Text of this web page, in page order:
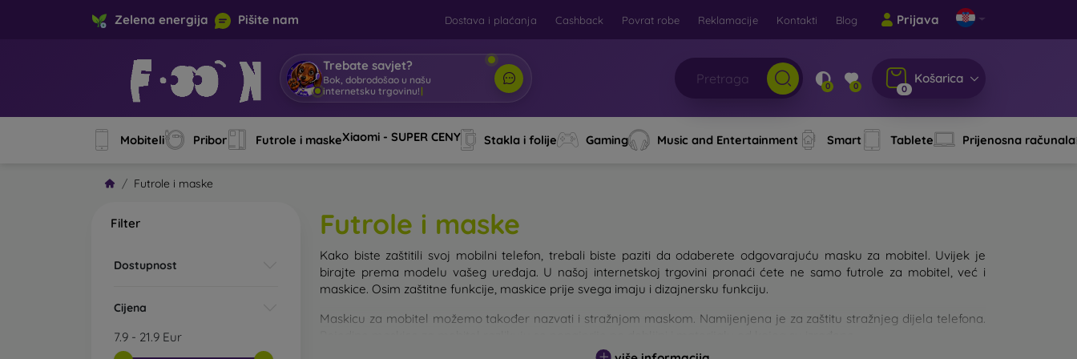
Zelena energija Pišite nam Dostava i plaćanja Cashback Povrat robe Reklamacije Kontakti Blog Prijava
Trebate savjet?
Bok, dobrodošao u našu
internetsku trgovinu! | 0 0 0
Košarica
Mobiteli Pribor Futrole i maskeXiaomi - SUPER CENY Stakla i folije Gaming Music and Entertainment Smart Tablete Prijenosna računala
Futrole i maske
Filter
Dostupnost
Cijena
7.9 - 21.9 Eur
Futrole i maske
Kako biste zaštitili svoj mobilni telefon, trebali biste paziti da odaberete odgovarajuću masku za mobitel. Uvijek je
birajte prema modelu vašeg uređaja. U našoj internetskoj trgovini pronaći ćete ne samo futrole za mobitel, već i
maskice. Osim zaštitne funkcije, maskice prije svega imaju i dizajnersku funkciju.
Maskicu za mobitel možemo također nazvati i stražnjom maskom. Namijenjena je za zaštitu stražnjeg dijela telefona.